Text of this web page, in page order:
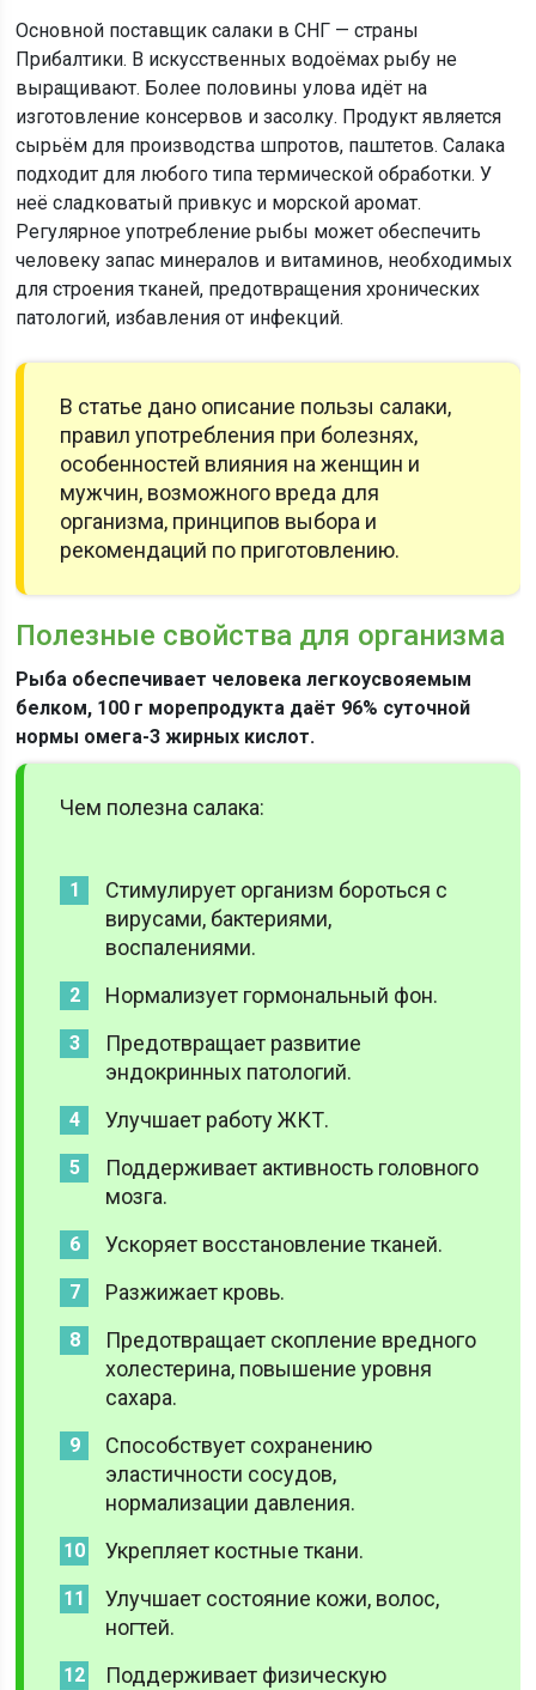
Основной поставщик салаки в СНГ — страны
Прибалтики. В искусственных водоёмах рыбу не
выращивают. Более половины улова идёт на
изготовление консервов и засолку. Продукт является
сырьём для производства шпротов, паштетов. Салака
подходит для любого типа термической обработки. У
неё сладковатый привкус и морской аромат.
Регулярное употребление рыбы может обеспечить
человеку запас минералов и витаминов, необходимых
для строения тканей, предотвращения хронических
патологий, избавления от инфекций.
В статье дано описание пользы салаки,
правил употребления при болезнях,
особенностей влияния на женщин и
мужчин, возможного вреда для
организма, принципов выбора и
рекомендаций по приготовлению.
Полезные свойства для организма
Рыба обеспечивает человека легкоусвояемым
белком, 100 г морепродукта даёт 96% суточной
нормы омега-3 жирных кислот.
Чем полезна салака:
Стимулирует организм бороться с
вирусами, бактериями,
воспалениями.
Нормализует гормональный фон.
Предотвращает развитие
эндокринных патологий.
Улучшает работу ЖКТ.
Поддерживает активность головного
мозга.
Ускоряет восстановление тканей.
Разжижает кровь.
Предотвращает скопление вредного
холестерина, повышение уровня
сахара.
Способствует сохранению
эластичности сосудов,
нормализации давления.
Укрепляет костные ткани.
Улучшает состояние кожи, волос,
ногтей.
Поддерживает физическую